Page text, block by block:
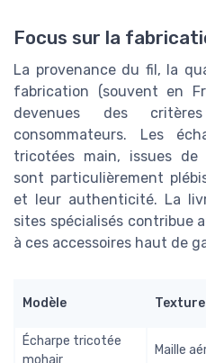
Focus sur la
La provenance du fil, la
fabrication (souvent en
devenues des
consommateurs. Les
tricotées main, issues de
sont particulièrement
et leur authenticité. La
sites spécialisés contribue
à ces accessoires haut de
Modèle Texture
Écharpe tricotée
Maille